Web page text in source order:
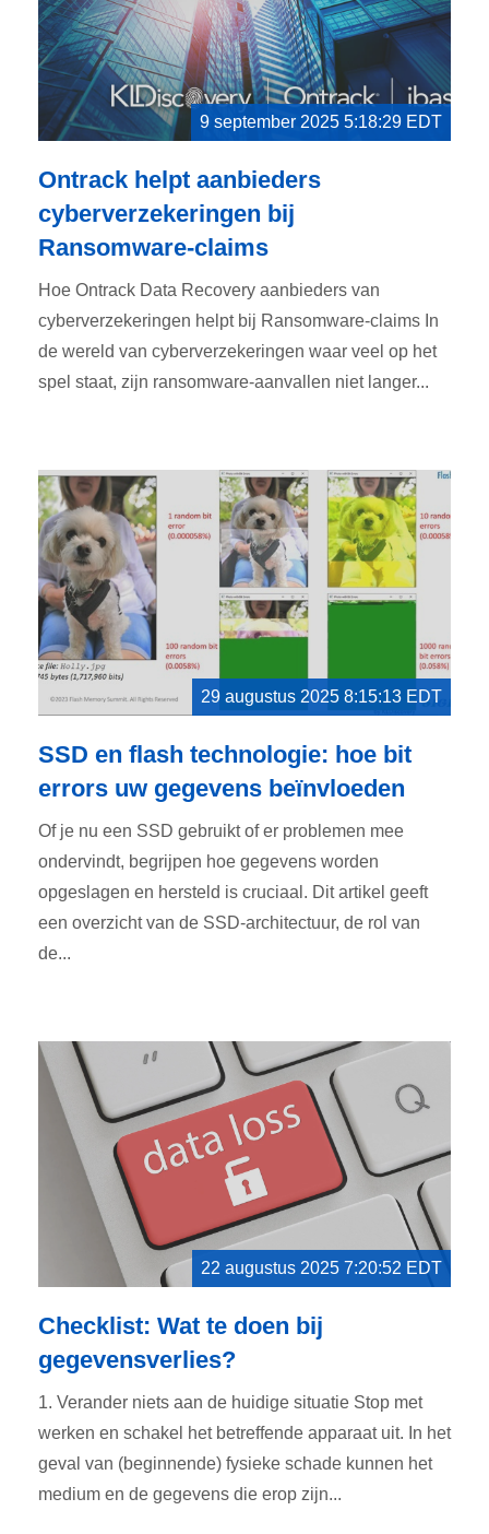
9 september 2025 5:18:29 EDT
Ontrack helpt aanbieders
cyberverzekeringen bij
Ransomware-claims
Hoe Ontrack Data Recovery aanbieders van
cyberverzekeringen helpt bij Ransomware-claims In
de wereld van cyberverzekeringen waar veel op het
spel staat, zijn ransomware-aanvallen niet langer...
29 augustus 2025 8:15:13 EDT
SSD en flash technologie: hoe bit
errors uw gegevens beïnvloeden
Of je nu een SSD gebruikt of er problemen mee
ondervindt, begrijpen hoe gegevens worden
opgeslagen en hersteld is cruciaal. Dit artikel geeft
een overzicht van de SSD-architectuur, de rol van
de...
22 augustus 2025 7:20:52 EDT
Checklist: Wat te doen bij
gegevensverlies?
1. Verander niets aan de huidige situatie Stop met
werken en schakel het betreffende apparaat uit. In het
geval van (beginnende) fysieke schade kunnen het
medium en de gegevens die erop zijn...